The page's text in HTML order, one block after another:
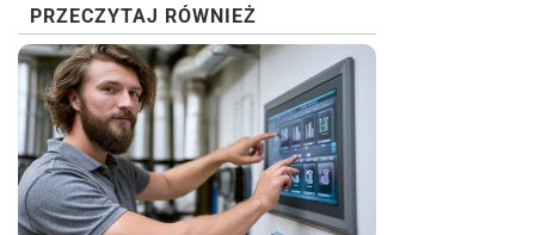
PRZECZYTAJ RÓWNIEŻ